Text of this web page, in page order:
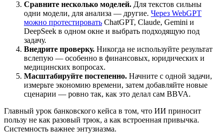
Сравните несколько моделей. Для текстов сильны
одни модели, для анализа — другие. Через WebGPT
можно протестировать ChatGPT, Claude, Gemini и
DeepSeek в одном окне и выбрать подходящую под
задачу.
Внедрите проверку. Никогда не используйте результат
вслепую — особенно в финансовых, юридических и
медицинских вопросах.
Масштабируйте постепенно. Начните с одной задачи,
измерьте экономию времени, затем добавляйте новые
сценарии — ровно так, как это делал сам BBVA.
Главный урок банковского кейса в том, что ИИ приносит
пользу не как разовый трюк, а как встроенная привычка.
Системность важнее энтузиазма.